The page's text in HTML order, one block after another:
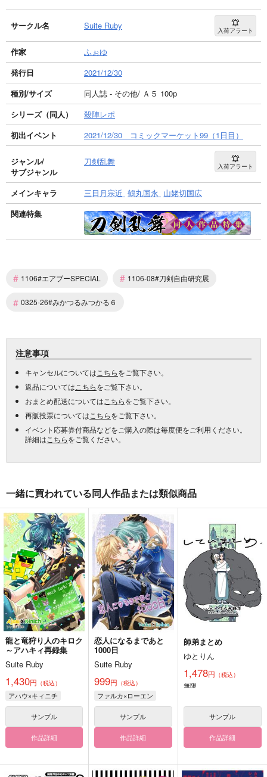
サークル名 Suite Ruby 入荷アラート
作家
ふぉゆ
発行日
2021/12/30
種別/サイズ
同人誌 - その他/ Ａ５ 100p
シリーズ（同人）
殺陣レポ
初出イベント
2021/12/30 コミックマーケット99（1日目）
ジャンル/
サブジャンル
刀剣乱舞 入荷アラート
メインキャラ 三日月宗近 鶴丸国永 山姥切国広
関連特集
# 1106#エアブーSPECIAL # 1106-08#刀剣自由研究展
# 0325-26#みかつるみつかる６
注意事項
キャンセルについては こちらをご覧下さい。
返品については こちらをご覧下さい。
おまとめ配送については こちらをご覧下さい。
再販投票については こちらをご覧下さい。
イベント応募券付商品などをご購入の際は毎度便をご利用ください。
詳細は こちらをご覧ください。
一緒に買われている同人作品または類似商品
龍と竜狩り人のキロク
～アハキィ再録集
Suite Ruby
1,430円 （税込）
アハウ×キィニチ
サンプル
作品詳細
恋人になるまであと
1000日
Suite Ruby
999円 （税込）
ファルカ×ローエン
サンプル
作品詳細
師弟まとめ
ゆとりん
1,478円 （税込）
無限
サンプル
作品詳細